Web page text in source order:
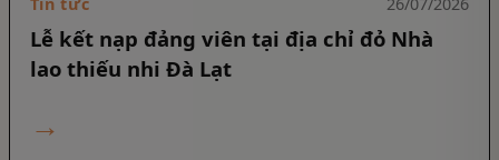
Tin tức 26/07/2026
Lễ kết nạp đảng viên tại địa chỉ đỏ Nhà
lao thiếu nhi Đà Lạt
→